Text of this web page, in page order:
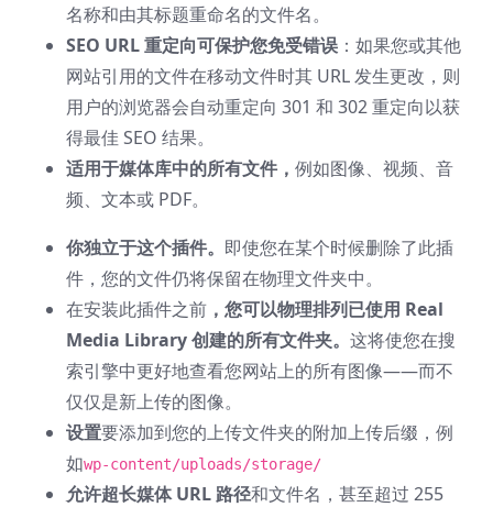
名称和由其标题重命名的文件名。
SEO URL 重定向可保护您免受错误 ：如果您或其他
网站引用的文件在移动文件时其 URL 发生更改，则
用户的浏览器会自动重定向 301 和 302 重定向以获
得最佳 SEO 结果。
适用于媒体库中的所有文件， 例如图像、视频、音
频、文本或 PDF。
你独立于这个插件。 即使您在某个时候删除了此插
件，您的文件仍将保留在物理文件夹中。
在安装此插件之前 ，您可以物理排列已使用 Real
Media Library 创建的所有文件夹。 这将使您在搜
索引擎中更好地查看您网站上的所有图像——而不
仅仅是新上传的图像。
设置要添加到您的上传文件夹的附加上传后缀，例
如wp-content/uploads/storage/
允许超长媒体 URL 路径和文件名，甚至超过 255